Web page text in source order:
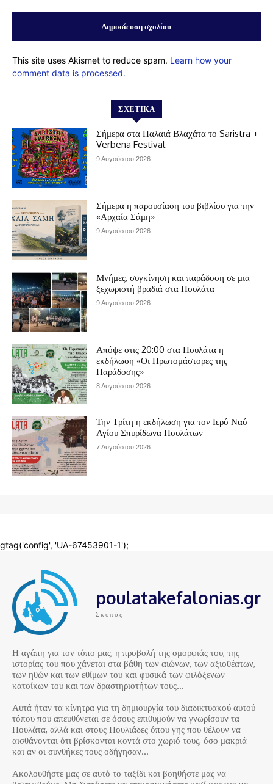
poulatakefalonias.gr
Σκοπός
Η αγάπη για τον τόπο μας, η προβολή της ομορφιάς του, της
ιστορίας του που χάνεται στα βάθη των αιώνων, των αξιοθέατων,
των ηθών και των εθίμων του και φυσικά των φιλόξενων
κατοίκων του και των δραστηριοτήτων τους…
Αυτά ήταν τα κίνητρα για τη δημιουργία του διαδικτυακού αυτού
τόπου που απευθύνεται σε όσους επιθυμούν να γνωρίσουν τα
Πουλάτα, αλλά και στους Πουλιάδες όπου γης που θέλουν να
αισθάνονται ότι βρίσκονται κοντά στο χωριό τους, όσο μακριά
και αν οι συνθήκες τους οδήγησαν…
Ακολουθήστε μας σε αυτό το ταξίδι και βοηθήστε μας να